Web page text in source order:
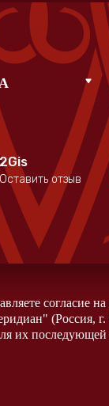
2Gis
Оставить отзыв
согласие
(Россия,
их